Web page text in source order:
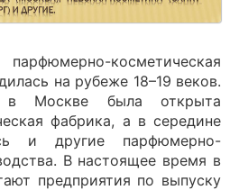
косметическая
на рубеже 18–19 веков.
Москве была открыта
фабрика, а в середине
и другие парфюмерно-
В настоящее время в
предприятия по выпуску